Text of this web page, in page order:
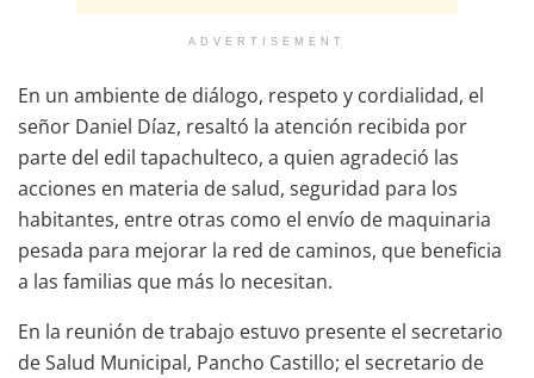
ADVERTISEMENT
En un ambiente de diálogo, respeto y cordialidad, el
señor Daniel Díaz, resaltó la atención recibida por
parte del edil tapachulteco, a quien agradeció las
acciones en materia de salud, seguridad para los
habitantes, entre otras como el envío de maquinaria
pesada para mejorar la red de caminos, que beneficia
a las familias que más lo necesitan.
En la reunión de trabajo estuvo presente el secretario
de Salud Municipal, Pancho Castillo; el secretario de